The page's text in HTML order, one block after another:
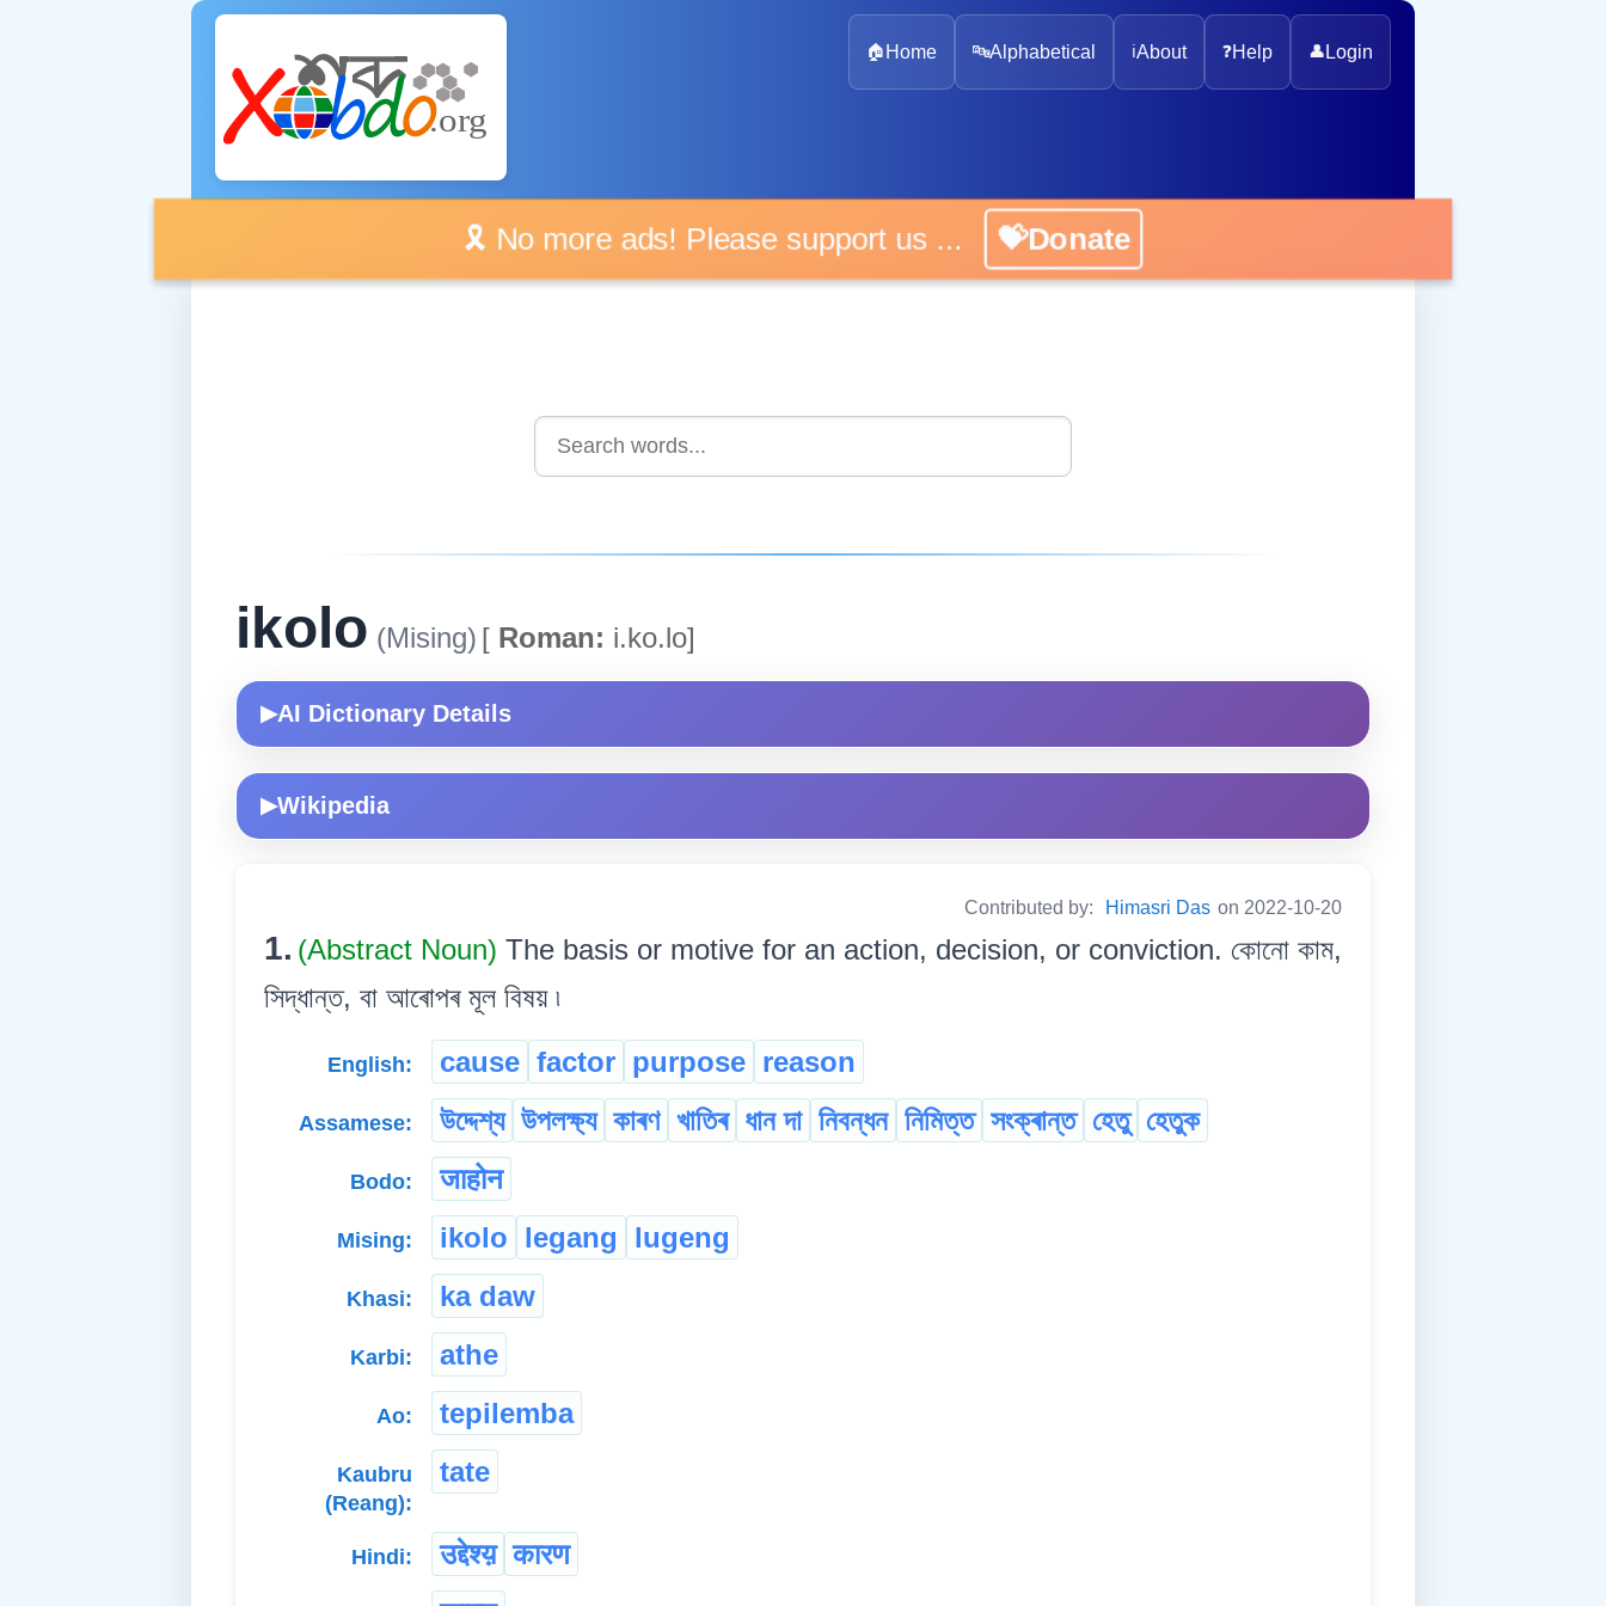
🏠 Home 🔤Alphabetical ℹ️About ❓Help 👤 Login
🎗️ No more ads! Please support us ... 💝Donate
ikolo (Mising) [ Roman: i.ko.lo]
▶AI Dictionary Details
▶Wikipedia
Contributed by: Himasri Das on 2022-10-20
1. (Abstract Noun) The basis or motive for an action, decision, or conviction. কোনো কাম,
সিদ্ধান্ত, বা আৰোপৰ মূল বিষয় ৷
English: cause factor purpose reason
Assamese: উদ্দেশ্য উপলক্ষ্য কাৰণ খাতিৰ ধান দা নিবন্ধন নিমিত্ত সংক্ৰান্ত হেতু হেতুক
Bodo: जाहोन
Mising: ikolo legang lugeng
Khasi: ka daw
Karbi: athe
Ao: tepilemba
Kaubru
(Reang):
tate
Hindi: उद्देश्य़ कारण